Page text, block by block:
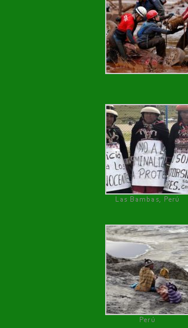
Las Bambas, Perú
Perú